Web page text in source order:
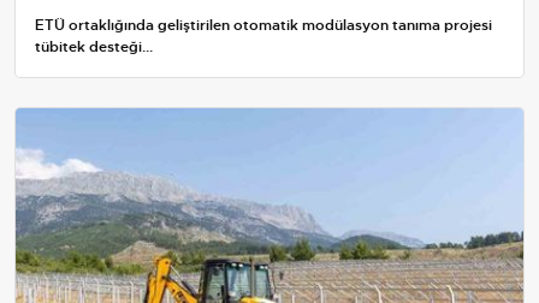
ETÜ ortaklığında geliştirilen otomatik modülasyon tanıma projesi
tübitek desteği...